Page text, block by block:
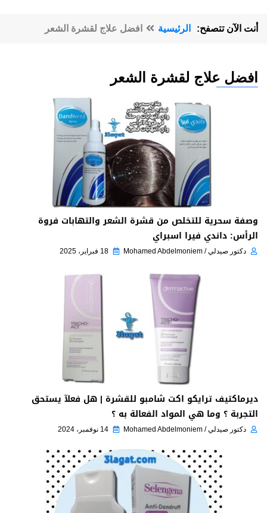
أنت الآن تتصفح: الرئيسية افضل علاج لقشرة الشعر
افضل علاج لقشرة الشعر
وصفة سحرية للتخلص من قشرة الشعر والتهابات فروة
الرأس: داندي فيرا اسبراي
دكتور صيدلي / Mohamed Abdelmoniem 18 فبراير، 2025
ديرماكتيف ترايكو اكت شامبو للقشرة | هل فعلآ يستحق
التجربة ؟ وما هي المواد الفعالة به ؟
دكتور صيدلي / Mohamed Abdelmoniem 14 نوفمبر، 2024